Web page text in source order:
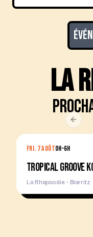
La
FRI. 7 AOÛT0H–6H
TROPICAL GROOVE
La Rhapsodie · Biarritz